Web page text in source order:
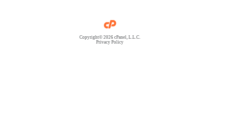
Copyright© 2026 cPanel, L.L.C.
Privacy Policy